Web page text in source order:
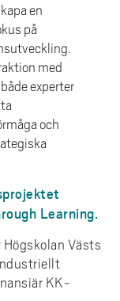
en
på
med
experter
och
Learning.
Västs
KK-